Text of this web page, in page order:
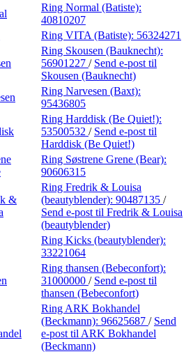
Ring Normal (Batiste):
40810207
Ring VITA (Batiste): 56324271
Ring Skousen (Bauknecht):
56901227 / Send e-post til
Skousen (Bauknecht)
Ring Narvesen (Baxt):
95436805
Ring Harddisk (Be Quiet!):
53500532 / Send e-post til
Harddisk (Be Quiet!)
Ring Søstrene Grene (Bear):
90606315
&
Ring Fredrik & Louisa
(beautyblender): 90487135 /
Send e-post til Fredrik & Louisa
(beautyblender)
Ring Kicks (beautyblender):
33221064
Ring thansen (Bebeconfort):
31000000 / Send e-post til
thansen (Bebeconfort)
Ring ARK Bokhandel
(Beckmann): 96625687 / Send
e-post til ARK Bokhandel
(Beckmann)